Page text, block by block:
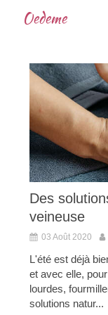
Oedeme
Des
veineuse
03 Août 2020
L'été est déjà
et avec elle,
lourdes,
solutions natur...